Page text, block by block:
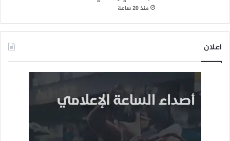
منذ 20 ساعة
اعلان